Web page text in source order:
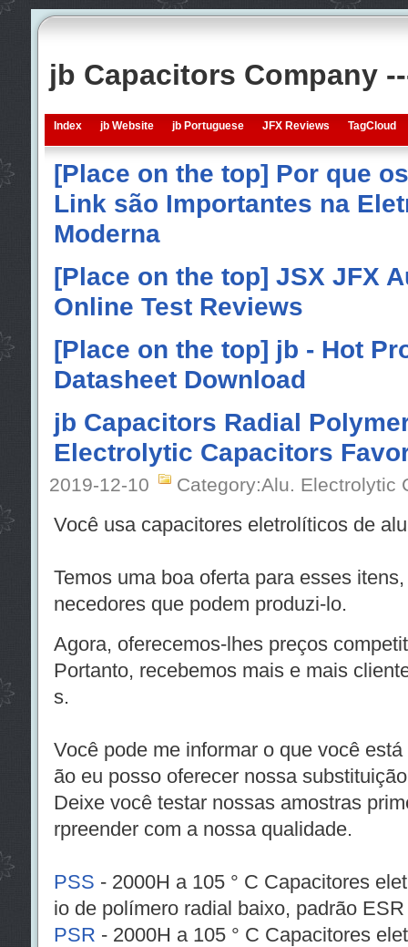
jb Capacitors Company
Index jb Website jb Portuguese JFX Reviews TagCloud
[Place on the top] Por que
Link são Importantes na
Moderna
[Place on the top] JSX JFX
Online Test Reviews
[Place on the top] jb - Hot
Datasheet Download
jb Capacitors Radial
Electrolytic Capacitors
2019-12-10 Category:Alu. Electrolytic
Você usa capacitores eletrolíticos de
Temos uma boa oferta para esses
necedores que podem produzi-lo.
Agora, oferecemos-lhes preços
Portanto, recebemos mais e mais
s.
Você pode me informar o que você
ão eu posso oferecer nossa
Deixe você testar nossas amostras
rpreender com a nossa qualidade.
PSS - 2000H a 105 ° C Capacitores
io de polímero radial baixo, padrão ESR
PSR - 2000H a 105 ° C Capacitores